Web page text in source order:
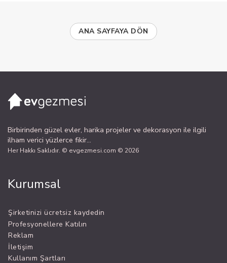
ANA SAYFAYA DÖN
Birbirinden güzel evler, harika projeler ve dekorasyon ile ilgili
ilham verici yüzlerce fikir...
Her Hakkı Saklıdır. © evgezmesi.com © 2026
Kurumsal
Şirketinizi ücretsiz kaydedin
Profesyonellere Katılın
Reklam
İletişim
Kullanım Şartları